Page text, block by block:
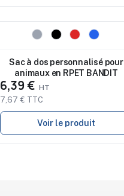
Nouveau
Sac à dos personnalisé pour
animaux en RPET BANDIT
6,39 €
7,67 € TTC
Voir le produit